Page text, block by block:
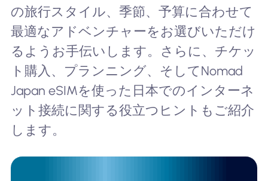
の旅行スタイル、季節、予算に合わせて
最適なアドベンチャーをお選びいただけ
るようお手伝いします。さらに、チケッ
ト購入、プランニング、そしてNomad
Japan eSIMを使った日本でのインターネ
ット接続に関する役立つヒントもご紹介
します。